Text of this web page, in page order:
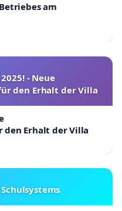
am
- Neue
den Erhalt der Villa
Erhalt der Villa